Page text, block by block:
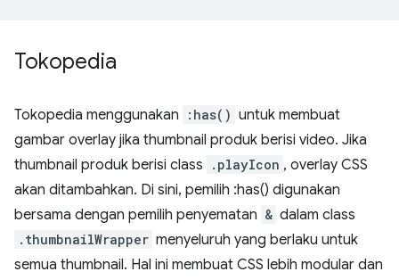
Tokopedia
Tokopedia menggunakan :has() untuk membuat
gambar overlay jika thumbnail produk berisi video. Jika
thumbnail produk berisi class
.playIcon , overlay CSS
akan ditambahkan. Di sini, pemilih :has() digunakan
bersama dengan pemilih penyematan & dalam class
.thumbnailWrapper menyeluruh yang berlaku untuk
semua thumbnail. Hal ini membuat CSS lebih modular dan